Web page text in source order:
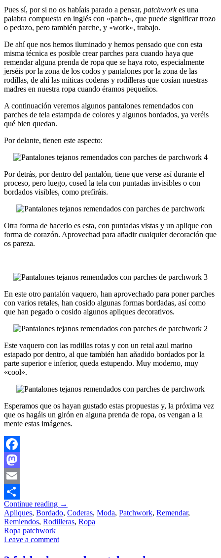
Pues sí, por si no os habíais parado a pensar, patchworkes una
palabra compuesta en inglés con «patch», que puede significar trozo
o pedazo, pero también parche, y «work», trabajo.
De ahí que nos hemos iluminado y hemos pensado que con esta
misma técnica es posible crear parches para cuando haya que
remendar alguna prenda de ropa que se haya roto, especialmente
jerséis por la zona de los codos y pantalones por la zona de las
rodillas, de ahí las míticas coderas y rodilleras que cosían nuestras
madres en nuestra ropa cuando éramos pequeños.
A continuación veremos algunos pantalones remendados con
parches de tela estampda de colores y algunos bordados, ya veréis
qué bien quedan.
Por delante, tienen este aspecto:
Por detrás, por dentro del pantalón, tiene que verse así durante el
proceso, pero luego, cosed la tela con puntadas invisibles o con
bordados visibles, como prefiráis.
Otra forma de hacerlo es esta, con puntadas vistas y un aplique con
forma de corazón. Aprovechad para añadir cualquier decoración que
os pareza.
En este otro pantalón vaquero, han aprovechado para poner parches
con varios retales, han cosido algunas formas bordadas, así como
que han pegado o cosido algunos apliques decorativos.
Este vaquero con las rodillas rotas y con un retal azul marino
estapado por dentro, al que también han añadido bordados por la
parte superior e inferior, queda estupendo. Muy moderno, muy
«cool».
Esperamos que os hayan gustado estas propuestas y, la próxima vez
que os hagáis un girón en alguna prenda de ropa, os vengan a la
mente estas imágenes.
Facebook
Mastodon
Email
Compartir
Continue reading →
Apliques, Bordado, Coderas, Moda, Patchwork, Remendar,
Remiendos, Rodilleras, Ropa
Ropa patchwork
Leave a comment